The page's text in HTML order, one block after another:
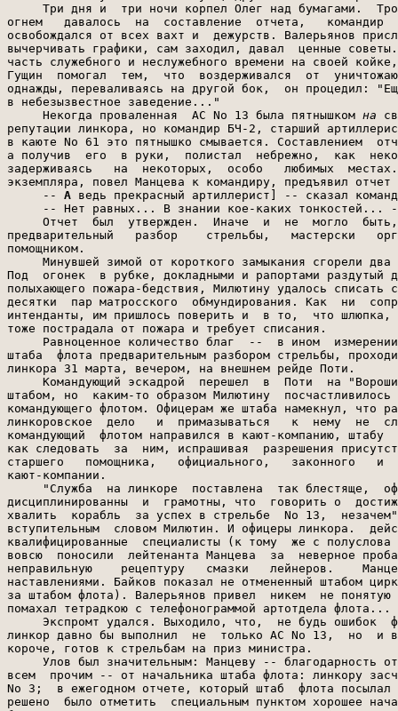
Три дня и  три ночи корпел Олег над бумагами.
огнем   давалось  на  составление  отчета,   командир
освобождался от всех вахт и  дежурств. Валерьянов
вычерчивать графики, сам заходил, давал  ценные
часть служебного и неслужебного времени на своей
Гущин  помогал  тем,  что  воздерживался  от
однажды, переваливаясь на другой бок,  он процедил:
в небезызвестное заведение..."
     Некогда проваленная  АС No 13 была пятнышком
на
репутации линкора, но командир БЧ-2, старший
в каюте No 61 это пятнышко смывается. Составлением
а получив  его  в руки,  полистал  небрежно,  как
задерживаясь   на  некоторых,  особо   любимых
экземпляра, повел Манцева к командиру, предъявил отчет
     --
А ведь прекрасный артиллерист] -- сказал командир о Манцеве.
     -- Нет равных... В знании кое-каких тонкостей... -- подтвердил Байков.
     Отчет  был  утвержден.  Иначе  и  не  могло  быть,  ибо  состоялся  уже
предварительный   разбор    стрельбы,   мастерски   организованный   старшим
помощником.
     Минувшей зимой от короткого замыкания сгорели два  блока в  радиорубке.
Под  огонек  в рубке, докладными и рапортами раздутый до непреодолимой стены
полыхающего пожара-бедствия, Милютину удалось списать сотни метров брезента,
десятки  пар матросского  обмундирования. Как  ни  сопротивлялись  береговые
интенданты, им пришлось поверить и  в то,  что шлюпка,  год назад пропавшая,
тоже пострадала от пожара и требует списания.
     Равноценное количество благ  --  в ином  измерении -- выжал  Милютин из
штаба  флота предварительным разбором стрельбы, проходившим  в кают-компании
линкора 31 марта, вечером, на внешнем рейде Поти.
     Командующий эскадрой  перешел  в  Поти  на "Ворошилов"  вместе со своим
штабом, но  каким-то образом Милютину  посчастливилось  пригласить на разбор
командующего флотом. Офицерам же штаба намекнул, что разбор - чисто местное,
линкоровское  дело   и  примазываться   к  нему  не  следует.  Но  поскольку
командующий  флотом направился в кают-компанию, штабу  ничего не оставалось,
как следовать  за  ним, испрашивая  разрешения присутствовать на  разборе  у
старшего   помощника,   официального,   законного   и    уставного   хозяина
кают-компании.
     "Служба  на линкоре  поставлена  так блестяще,  офицеры  линкора  столь
дисциплинированны  и  грамотны, что  говорить о  достижениях БЧ-2,  то  есть
хвалить  корабль  за успех в стрельбе  No 13,  незачем",  -- такой тон задал
вступительным  словом Милютин. И офицеры линкора.  действительно  грамотные,
квалифицированные  специалисты (к тому  же с полуслова понимавшие старпома),
вовсю  поносили  лейтенанта Манцева  за  неверное пробанивание  стволов,  за
неправильную    рецептуру   смазки   лейнеров.    Манцев   пылко   защищался
наставлениями. Байков показал не отмененный штабом циркуляр (был такой  грех
за штабом флота). Валерьянов привел  никем  не понятую латинскую пословицу и
помахал тетрадкою с телефонограммой артотдела флота...
     Экспромт удался. Выходило, что,  не будь ошибок  флагарта и  артотдела,
линкор давно бы выполнил  не  только АС No 13,  но  и все зачетные;  линкор,
короче, готов к стрельбам на приз министра.
     Улов был значительным: Манцеву -- благодарность от командующего флотом,
всем  прочим -- от начальника штаба флота: линкору засчитали курсовую задачу
No 3;  в ежегодном отчете, который штаб  флота посылал  командованию училищ,
решено  было отметить  специальным пунктом хорошее начало службы  и отличную
боевую  выучку  выпускников  училища  имени  Фрунзе: поскольку  па  эсминцах
участились  ЧП,  приказано  было назначать  помощниками командиров  эсминцев
только офицеров, прошедших линкоровскую школу.
     Олег  Манцев обманывать своих друзей не мог. И  поздним вечером того же
31 марта все чистосердечно рассказал в каюте.
     Он  говорил  о намеренной ошибке  и  видел, как морщится  в  недоумении
Степан Векшин, как напрягается Борис Гущин.
     Кончил  же тем, что предложил  составить  очередной шутовской приказ по
каюте -- "О преступном отношении  командира 5-й батареи  к проведению АС  No
13".  Он  даже начал  писать  черновик  приказа. Остановил его Степа, как-то
жалко попросив: -- Ты, Олежка, с этим делом помягче... Служба есть служба...
Да и никого ты не обманывал... Щит-то вдребезги! -- обрадовался вдруг Степа.
-- Ты, Олежка, пойми: дорогу ты себе этой стрельбой проложил ровную. ..
     -- Ровную! -- подтвердил Гущин сдавленно.  Был он необыкновенно бледен,
и на бледном лице горели синие глаза.
     -- Ведь  что получается... -- воодушевленно продолжал Степа. -- Линкору
дают  внезапную вводную на  проведение стрельбы. Личный состав к стрельбе не
готовился,  управляющий  огнем  проинструктирован  не был...  Тебя  ведь  не
инструктировали, Олежка? -- Н-нет...
     -- Вот видишь. А ты отстрелялся. Честь и хвала. Тебе все обязаны. И еще
тебе скажу:  слышал лично  приказ  командира собственными ушами, Валерьянову
сказано было  -  писать представление  на  тебя, на  старшего  лейтенанта...
Точно. --  Точно! --  вновь  подтвердил  Борис  Гущин.  Полтора  года  назад
появился  он  на  линкоре.  Был  на Балтике  помощником  командира  эсминца,
капитан-лейтенантом, и  там же на  Балтике  был  судом  чести разжалован  до
старшего лейтенанта. За что -- не говорил, и даже в каюте No 61 его ни о чем
не спрашивали,  но догадывались,  что постигла его кара, им не  заслуженная,
потому что сам Милютин не хотел замечать то, что знали и видели все: большую
часть  служебного  времени  старший  лейтенант  Борис  Гущин,  командир  7-й
батареи,  проводит на койке, скрытой портьерою,  громит оттуда всех  и  вся.
Глуховатый басок его вещал, как из  гроба, да и сам Гущин гробом называл два
кубических  метра каюты, в  которых обитало его тело. Он мог молчать часами,
сутками, предохранительный колпачок зенитного снаряда, повисший  на цепочке,
служил ему пепельницей, и  когда  о металл постукивала пластмасса мундштука,
Олег и Степан имели право спросить о чем-либо товарища.
     --  Стыдно все-таки...  -- не сдавался  Олег. Стыд  был  и в  том,  что
сознавал  он:  смирился уже, но хочет подлость свою облагородить признанием,
поддержкой...
     Одним  прыжком  одолел Гущин  расстояние от койки до стола.  Пальцы его
сомкнулись на горле Манцева.
     -- Замолчи!.. -- прошипел он. -- Замолчи, недоносок!.. Ты слышишь меня?
--  Он  ослабил пальцы, и Олег  промычал,  что да,  слышит.  --  Запомни: на
основании  сообщенных тебе  данных о цели, о направлении и скорости ветра, о
температуре и плотности воздуха ты  рассчитал по таблицам исходные установки
прицела и целика. Пристрелочный залп лег левее на восемь тысячных дистанции,
потому что в сообщенных тебе данных были ошибки измерения, потому что линкор
мог рыскнуть в момент залпа, потому что ветер мог измениться, потому  что...
Десятки, "потому что", десятки причин, повлиявших на точность пристрелки при
такой   несовершенной   схеме  управления  огнем,  как  наша,  линкоровская,
установленная  в 1931 году.  Такой вынос по целику  считается  "отличным"...
Далее  ты  ввел корректуры,  дал еще один  залп  и в строгом соответствии  с
правилами стрельбы скомандовал пристрелочный уступ... Понял?
     -- Понял, --  прохрипел Олег,  растирая шею... А Борис  Гущин  поспешил
убраться в свой гроб. Чиркнула спичка, колыхнулась портьера, Борис курил.
     --  Не   совсем  понял,  --  донеслось  до   Манцева.  --  Ты  отличный
артиллерист. Многих я  знаю из нашей братии, из тех, кто в считанные секунды
обязан  самостоятельно принимать  ответственные  решения. И  никто  из  них,
поверь  мне,  в  предстрельбовом мандраже не смог  бы рассчитать  границы, в
которых  можно произвольно  менять  исходные  данные.  Да  еще  когда  рядом
смышленый  комдив,  сам  артиллерист  от  бога... Ты  как футболист, который
целится мячом в штангу,  чтоб уж от штанги мяч  влетел в ворота... Искусство
высшей пробы. Вот это ты должен понимать!  И точка! Еще раз услышу от тебя о
выносе и пристрелке -- несдобровать!
     Миротворца Векшина такая речь могла только обрадовать.
     -- Истинная правда, Олежка, истинная... Садись,  пиши отчет -- во славу
каюты, во славу эскадры...
     В  бухте  Лазаревской на борт  линкора прибыл адмирал Немченко. Команду
для  встречи  не выстраивали  --  таков был приказ  его. На нижней  площадке
парадного трапа  фалрепные  (четыре  офицера -- ладные,  красивые,  высокие)
выхватили адмирала  из  подошедшего  катера,